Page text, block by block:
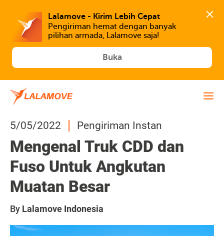
Lalamove - Kirim Lebih Cepat
Pengiriman hemat dengan banyak
Buka
5/05/2022 Pengiriman Instan
Mengenal Truk CDD dan
Fuso Untuk Angkutan
Muatan Besar
By Lalamove Indonesia